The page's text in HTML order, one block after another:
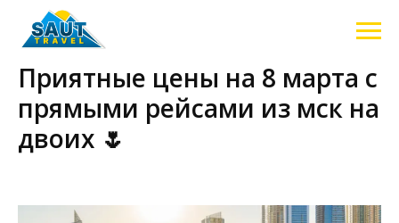
Приятные цены на 8 марта с
прямыми рейсами из мск на
двоих 🌷